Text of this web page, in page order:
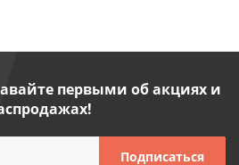
первыми об акциях и